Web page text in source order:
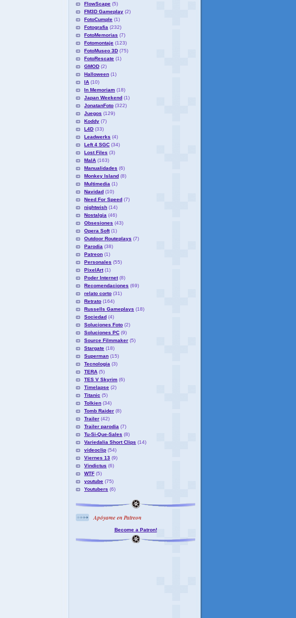
FlowScape (5)
FM3D Gameplay (2)
FotoCumple (1)
Fotografia (232)
FotoMemorias (7)
Fotomontaje (123)
FotoMuseo 3D (75)
FotoRescate (1)
GMOD (2)
Halloween (1)
IA (10)
In Memoriam (18)
Japan Weekend (1)
JonatanFoto (322)
Juegos (129)
Koddy (7)
L4D (33)
Leadwerks (4)
Left 4 SGC (34)
Lost Files (3)
MaIA (163)
Manualidades (6)
Monkey Island (8)
Multimedia (1)
Navidad (10)
Need For Speed (7)
nightwish (14)
Nostalgia (46)
Obsesiones (43)
Opera Soft (1)
Outdoor Routeplays (7)
Parodia (38)
Patreon (1)
Personales (55)
PixelArt (1)
Poder Internet (8)
Recomendaciones (69)
relato corto (31)
Retrato (164)
Russells Gameplays (18)
Sociedad (4)
Soluciones Foto (2)
Soluciones PC (9)
Source Filmmaker (5)
Stargate (18)
Superman (15)
Tecnologia (3)
TERA (5)
TES V Skyrim (6)
Timelapse (2)
Titanic (5)
Tolkien (34)
Tomb Raider (8)
Trailer (42)
Trailer parodia (7)
Tu-Si-Que-Sales (8)
Variedalia Short Clips (14)
videoclip (54)
Viernes 13 (9)
Vindictus (6)
WTF (5)
youtube (75)
Youtubers (6)
Apóyame en Patreon
Become a Patron!